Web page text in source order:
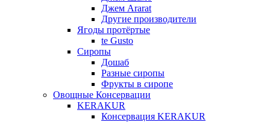
Джем Ararat
Другие производители
Ягоды протёртые
te Gusto
Сиропы
Дошаб
Разные сиропы
Фрукты в сиропе
Овощные Консервации
KERAKUR
Консервация KERAKUR